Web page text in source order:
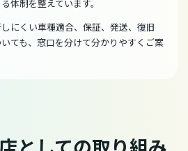
体制を整えています。
にくい車種適合、保証、発送、復旧
ても、窓口を分けて分かりやすくご案